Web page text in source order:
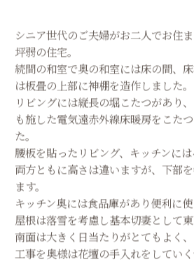
シニア世代のご夫婦がお二人でお住
坪弱の住宅。
続間の和室で奥の和室には床の間、
は板畳の上部に神棚を造作しました。
リビングには縦長の堀こたつがあり
も施した電気遠赤外線床暖房をこた
た。
腰板を貼ったリビング、キッチンには
両方ともに高さは違いますが、下部
ます。
キッチン奥には食品庫があり便利に使
屋根は落雪を考慮し基本切妻として東
南面は大きく日当たりがとてもよく
工事を奥様は花壇の手入れをしていく